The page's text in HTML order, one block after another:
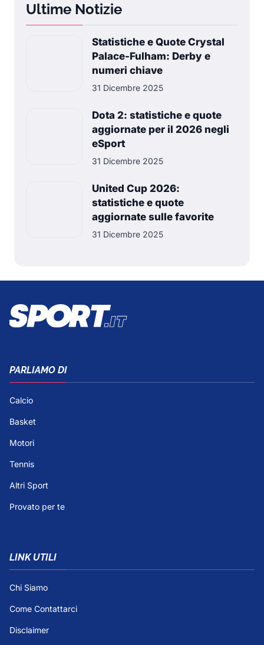
Ultime Notizie
Statistiche e Quote Crystal
Palace-Fulham: Derby e
numeri chiave
31 Dicembre 2025
Dota 2: statistiche e quote
aggiornate per il 2026 negli
eSport
31 Dicembre 2025
United Cup 2026:
statistiche e quote
aggiornate sulle favorite
31 Dicembre 2025
PARLIAMO DI
Calcio
Basket
Motori
Tennis
Altri Sport
Provato per te
LINK UTILI
Chi Siamo
Come Contattarci
Disclaimer